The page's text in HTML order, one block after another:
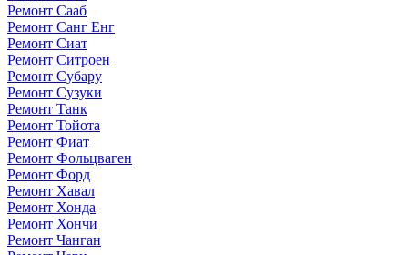
Ремонт Сааб
Ремонт Санг Енг
Ремонт Сиат
Ремонт Ситроен
Ремонт Субару
Ремонт Сузуки
Ремонт Танк
Ремонт Тойота
Ремонт Фиат
Ремонт Фольцваген
Ремонт Форд
Ремонт Хавал
Ремонт Хонда
Ремонт Хончи
Ремонт Чанган